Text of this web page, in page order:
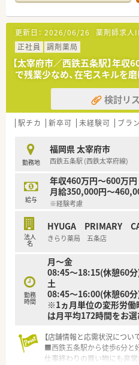
が良い場所に位置しておりま
■主に近隣にある別府病院
40枚ほど応需しております。
■店舗には正社員の薬剤師が
業務に対応しております。
【募集背景と求める人物像に
■体制をより強化して手厚い
正社員を増員募集しておりま
■周囲のスタッフと円滑に
ション能力が求められます。
■患者様やスタッフに対し
【法人特徴について】
■福岡県の久留米や筑後エ
しているグループです。
■元MRの代表は非常に優し
風通しの良い法人です。
■地域に根ざした薬局運営
更新日： 2026/06/26 薬剤師求人
正社員
調剤薬局
【太宰府市／西鉄五条駅】年収
で残業少なめ、在宅スキルを
検討リ
駅チカ 新卒可 未経験可 ブラ
勤務地
福岡県 太宰府市
西鉄五条駅 (西鉄太宰府線)
給与
年収460万円～600万円
月給350,000円～
※経験考慮
法人
名
HYUGA PRIMARY
きらり薬局 五条店
勤務
時間
月～金
08:45～18:15(休憩60
土
08:45～16:00(休憩60
※1ヵ月単位の変形労働
は月平均172時間をお選
【店舗情報と応需状況について
■西鉄五条駅から徒歩6分と
仕事終わりの買い物にも非常